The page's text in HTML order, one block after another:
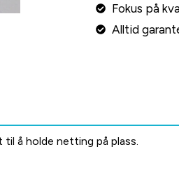
Fokus på
Alltid
å holde netting på plass.